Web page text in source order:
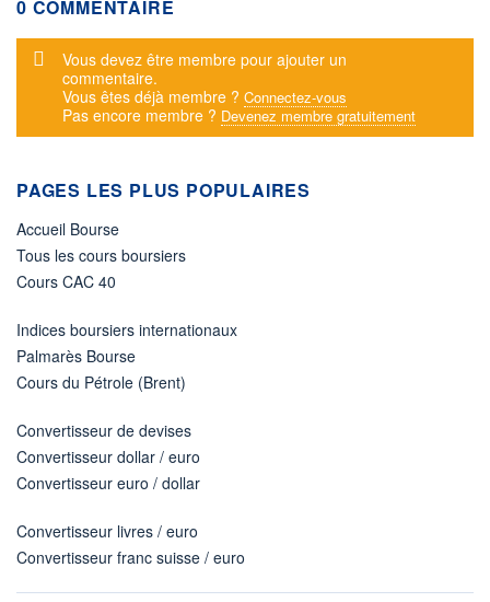
0 COMMENTAIRE
Message d'alerte
Vous devez être membre pour ajouter un
commentaire.
Vous êtes déjà membre ? Connectez-vous
Pas encore membre ? Devenez membre gratuitement
PAGES LES PLUS POPULAIRES
Accueil Bourse
Tous les cours boursiers
Cours CAC 40
Indices boursiers internationaux
Palmarès Bourse
Cours du Pétrole (Brent)
Convertisseur de devises
Convertisseur dollar / euro
Convertisseur euro / dollar
Convertisseur livres / euro
Convertisseur franc suisse / euro